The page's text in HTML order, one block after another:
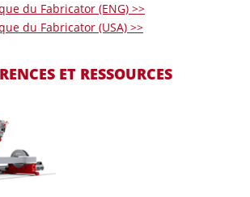
du Fabricator (ENG) >>
du Fabricator (USA) >>
ET RESSOURCES